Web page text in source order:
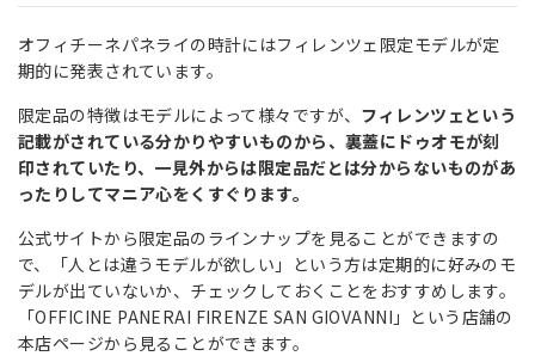
オフィチーネパネライの時計にはフィレンツェ限定モデルが定
期的に発表されています。
限定品の特徴はモデルによって様々ですが、 フィレンツェという
記載がされている分かりやすいものから、裏蓋にドゥオモが刻
印されていたり、一見外からは限定品だとは分からないものがあ
ったりしてマニア心をくすぐります。
公式サイトから限定品のラインナップを見ることができますの
で、「人とは違うモデルが欲しい」という方は定期的に好みのモ
デルが出ていないか、チェックしておくことをおすすめします。
「OFFICINE PANERAI FIRENZE SAN GIOVANNI」という店舗の
本店ページから見ることができます。